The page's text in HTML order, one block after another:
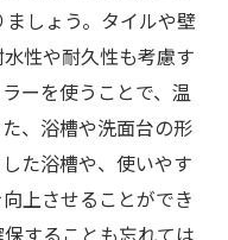
しょう。タイルや壁
性や耐久性も考慮す
ーを使うことで、温
、浴槽や洗面台の形
た浴槽や、使いやす
上させることができ
することも忘れては